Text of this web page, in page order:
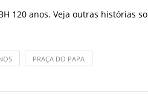
120 anos. Veja outras histórias
PRAÇA DO PAPA